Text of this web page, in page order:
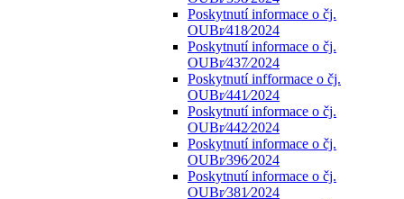
Poskytnutí informace o čj.
OUBr⁄418⁄2024
Poskytnutí informace o čj.
OUBr⁄437⁄2024
Poskytnutí infformace o čj.
OUBr⁄441⁄2024
Poskytnutí informace o čj.
OUBr⁄442⁄2024
Poskytnutí informace o čj.
OUBr⁄396⁄2024
Poskytnutí informace o čj.
OUBr⁄381⁄2024